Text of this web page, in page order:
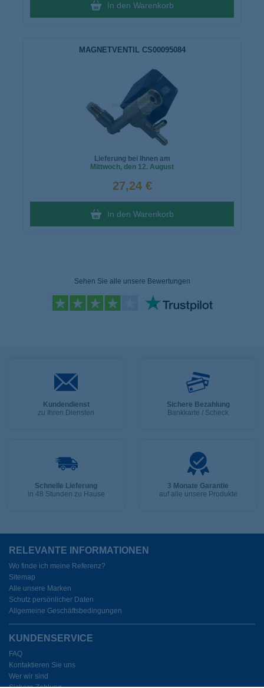
In den Warenkorb
MAGNETVENTIL CS00095084
Lieferung bei Ihnen am
Mittwoch, den 12. August
27,24 €
In den Warenkorb
Sehen Sie alle unsere Bewertungen
Kundendienst
zu Ihren Diensten
Sichere Bezahlung
Bankkarte / Scheck
Schnelle Lieferung
in 48 Stunden zu Hause
3 Monate Garantie
auf alle unsere Produkte
RELEVANTE INFORMATIONEN
Wo finde ich meine Referenz?
Sitemap
Alle unsere Marken
Schutz persönlicher Daten
Allgemeine Geschäftsbedingungen
KUNDENSERVICE
FAQ
Kontaktieren Sie uns
Wer wir sind